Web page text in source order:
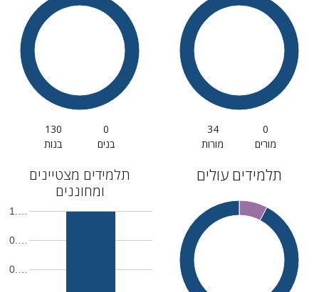
0
מורים
34
מורות
0
בנים
130
בנות
תלמידים עולים
תלמידים מצטיינים
ומחוננים
0.…
0.…
1.…